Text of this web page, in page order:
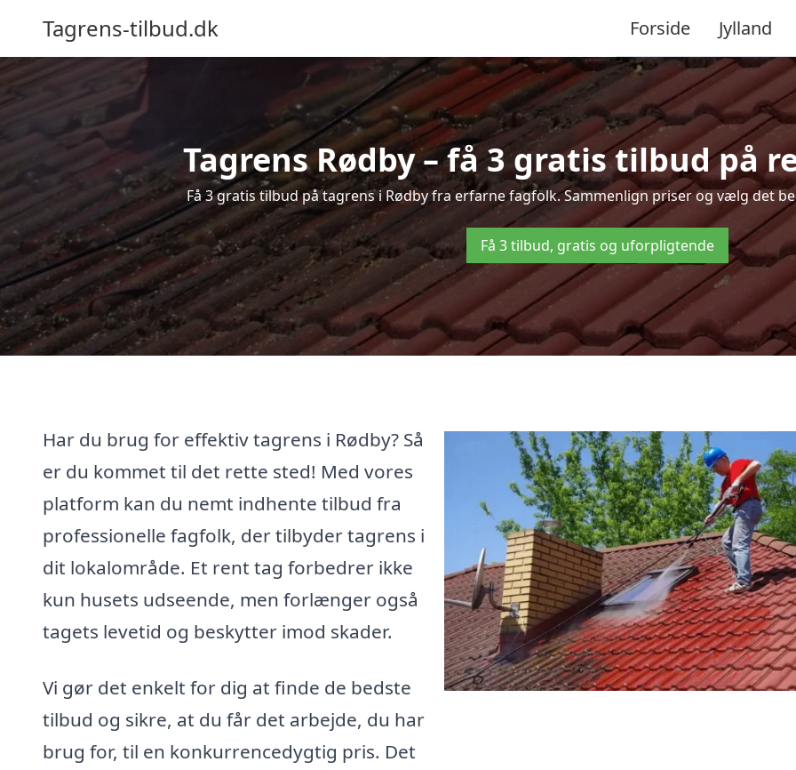
Tagrens-tilbud.dk Forside Jylland
Tagrens Rødby – få 3 gratis tilbud på
Få 3 gratis tilbud på tagrens i Rødby fra erfarne fagfolk. Sammenlign priser og vælg det
Få 3 tilbud, gratis og uforpligtende
Har du brug for effektiv tagrens i Rødby? Så
er du kommet til det rette sted! Med vores
platform kan du nemt indhente tilbud fra
professionelle fagfolk, der tilbyder tagrens i
dit lokalområde. Et rent tag forbedrer ikke
kun husets udseende, men forlænger også
tagets levetid og beskytter imod skader.
Vi gør det enkelt for dig at finde de bedste
tilbud og sikre, at du får det arbejde, du har
brug for, til en konkurrencedygtig pris. Det